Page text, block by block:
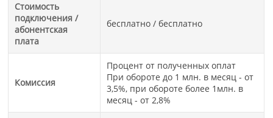
Стоимость
подключения /
абонентская
плата
бесплатно / бесплатно
Комиссия
Процент от полученных оплат
При обороте до 1 млн. в месяц - от
3,5%, при обороте более 1млн. в
месяц - от 2,8%